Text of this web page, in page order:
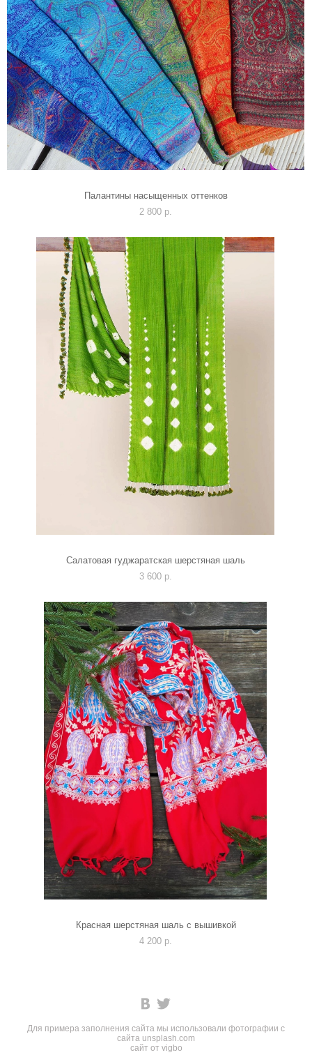
Палантины насыщенных оттенков
2 800 p.
Салатовая гуджаратская шерстяная шаль
3 600 p.
Красная шерстяная шаль с вышивкой
4 200 p.
Для примера заполнения сайта мы использовали фотографии с
сайта unsplash.com
сайт от vigbo